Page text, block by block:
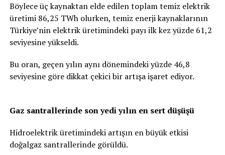
Böylece üç kaynaktan elde edilen toplam temiz elektrik
üretimi 86,25 TWh olurken, temiz enerji kaynaklarının
Türkiye’nin elektrik üretimindeki payı ilk kez yüzde 61,2
seviyesine yükseldi.
Bu oran, geçen yılın aynı dönemindeki yüzde 46,8
seviyesine göre dikkat çekici bir artışa işaret ediyor.
Gaz santrallerinde son yedi yılın en sert düşüşü
Hidroelektrik üretimindeki artışın en büyük etkisi
doğalgaz santrallerinde görüldü.